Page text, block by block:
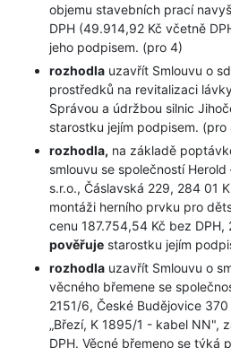
objemu stavebních prací
DPH (49.914,92 Kč včetně
jeho podpisem. (pro 4)
rozhodla uzavřít Smlouvu o
prostředků na revitalizaci
Správou a údržbou silnic
starostku jejím podpisem. (pro
rozhodla, na základě
smlouvu se společností
s.r.o., Čáslavská 229, 284 01
montáži herního prvku pro
cenu 187.754,54 Kč bez DPH,
pověřuje starostku jejím
rozhodla uzavřít Smlouvu o
věcného břemene se
2151/6, České Budějovice
„Březí, K 1895/1 - kabel NN",
DPH. Věcné břemeno se týká